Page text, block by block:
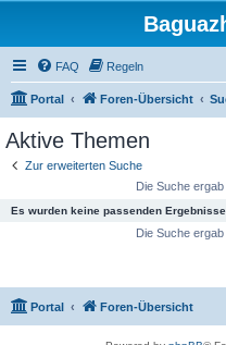
FAQ Regeln
Portal Foren-Übersicht
Aktive Themen
Zur erweiterten Suche
Die Suche
Es wurden keine passenden Ergebnisse
Die Suche
Portal Foren-Übersicht